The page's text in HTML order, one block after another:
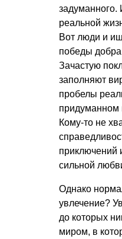
задуманного.
реальной
Вот люди и
победы
Зачастую
заполняют
пробелы
придуманном
Кому-то не
приключений
сильной
Однако
увлечение?
до которых
миром, в